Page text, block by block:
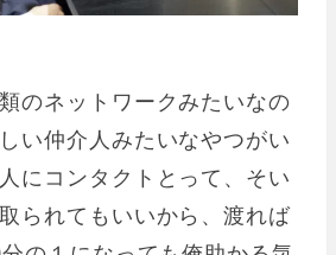
のネットワークみたいなの
い仲介人みたいなやつがい
にコンタクトとって、そい
られてもいいから、渡れば